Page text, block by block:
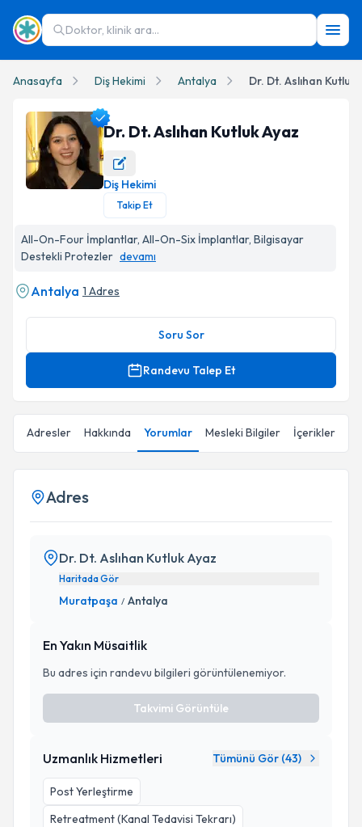
Doktor, klinik ara...
Anasayfa Diş Hekimi Antalya Dr. Dt. Aslıhan Kutluk
Dr. Dt. Aslıhan Kutluk Ayaz Profil Fotoğrafı
Dr. Dt. Aslıhan Kutluk Ayaz
Diş Hekimi
Takip Et
All-On-Four İmplantlar, All-On-Six İmplantlar, Bilgisayar
Destekli Protezler devamı
Antalya 1 Adres
Soru Sor
Randevu Talep Et
Adresler Hakkında Yorumlar Mesleki Bilgiler İçerikler
Adres
Dr. Dt. Aslıhan Kutluk Ayaz
Haritada Gör
Muratpaşa / Antalya
En Yakın Müsaitlik
Bu adres için randevu bilgileri görüntülenemiyor.
Takvimi Görüntüle
Uzmanlık Hizmetleri Tümünü Gör (43)
Post Yerleştirme
Retreatment (Kanal Tedavisi Tekrarı)